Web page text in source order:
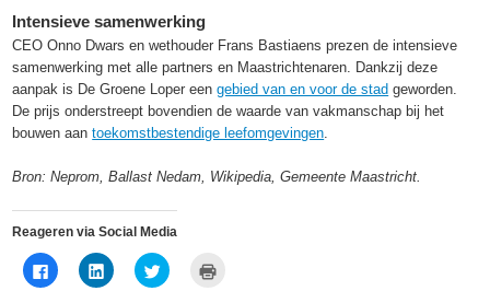
Intensieve samenwerking
CEO Onno Dwars en wethouder Frans Bastiaens prezen de intensieve
samenwerking met alle partners en Maastrichtenaren. Dankzij deze
aanpak is De Groene Loper eengebied van en voor de stad geworden.
De prijs onderstreept bovendien de waarde van vakmanschap bij het
bouwen aantoekomstbestendige leefomgevingen.
Bron: Neprom, Ballast Nedam, Wikipedia, Gemeente Maastricht.
Reageren via Social Media
Klik
om
Klik
om
Klik
om